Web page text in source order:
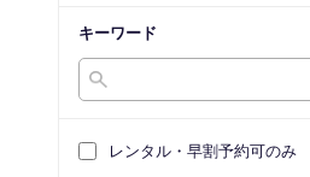
キーワード
レンタル・早割予約可のみ